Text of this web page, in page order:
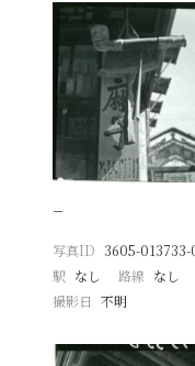
−
写真ID 3605-013733-
駅 なし 路線 なし
撮影日
不明